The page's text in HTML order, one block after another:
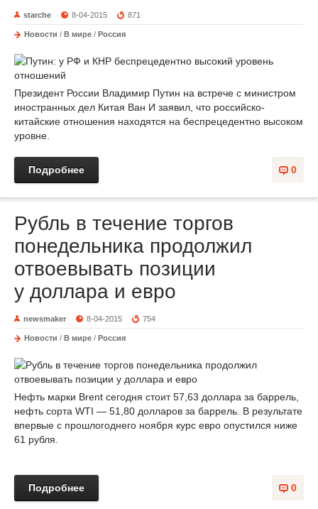
starche 8-04-2015 871
Новости / В мире / Россия
Президент России Владимир Путин на встрече с министром
иностранных дел Китая Ван И заявил, что российско-
китайские отношения находятся на беспрецедентно высоком
уровне.
0
Подробнее
Рубль в течение торгов
понедельника продолжил
отвоевывать позиции
у доллара и евро
newsmaker 8-04-2015 754
Новости / В мире / Россия
Нефть марки Brent сегодня стоит 57,63 доллара за баррель,
нефть сорта WTI — 51,80 долларов за баррель. В результате
впервые с прошлогоднего ноября курс евро опустился ниже
61 рубля.
0
Подробнее